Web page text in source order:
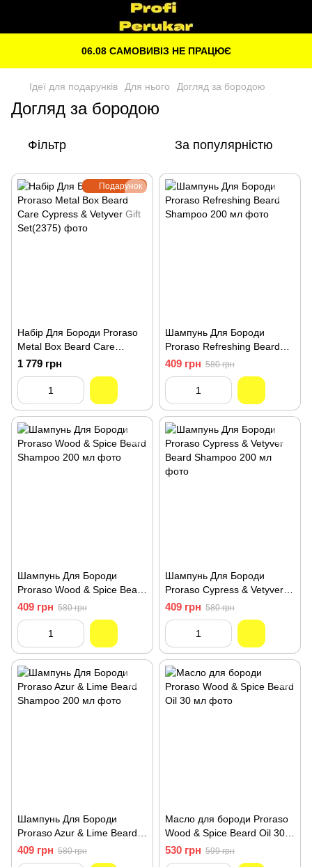
06.08 САМОВИВІЗ НЕ ПРАЦЮЄ
Ідеї для подарунків Для нього Догляд за бородою
Догляд за бородою
Фільтр За популярністю
Подарунок
Набір Для Бороди Proraso
Metal Box Beard Care
Cypress & Vetyver Gift
Set(2375)
1 779 грн
Шампунь Для Бороди
Proraso Refreshing Beard
Shampoo 200 мл
409 грн 580 грн
Шампунь Для Бороди
Proraso Wood & Spice Beard
Shampoo 200 мл
409 грн 580 грн
Шампунь Для Бороди
Proraso Cypress & Vetyver
Beard Shampoo 200 мл
409 грн 580 грн
Шампунь Для Бороди
Proraso Azur & Lime Beard
Shampoo 200 мл
409 грн 580 грн
Масло для бороди Proraso
Wood & Spice Beard Oil 30
мл
530 грн 599 грн